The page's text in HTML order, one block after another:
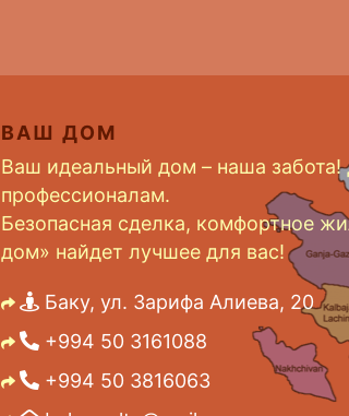
ВАШ ДОМ
Ваш идеальный дом – наша забота!
профессионалам.
Безопасная сделка, комфортное
дом» найдет лучшее для вас!
Баку, ул. Зарифа Алиева, 20
+994 50 3161088
+994 50 3816063